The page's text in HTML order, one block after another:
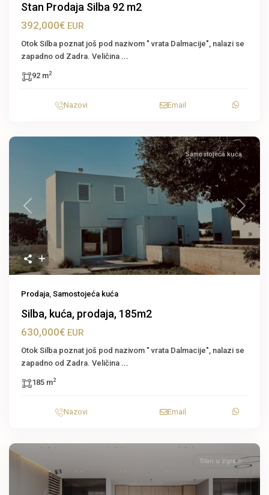
Stan Prodaja Silba 92 m2
392,000€ EUR
Otok Silba poznat još pod nazivom " vrata Dalmacije", nalazi se
zapadno od Zadra. Veličina ...
92 m2
Nazovi Email
Previous Next
Samostojeća kuća
Prodaja, Samostojeća kuća
Silba, kuća, prodaja, 185m2
630,000€ EUR
Otok Silba poznat još pod nazivom " vrata Dalmacije", nalazi se
zapadno od Zadra. Veličina ...
185 m2
Nazovi Email
Stan u zgradi